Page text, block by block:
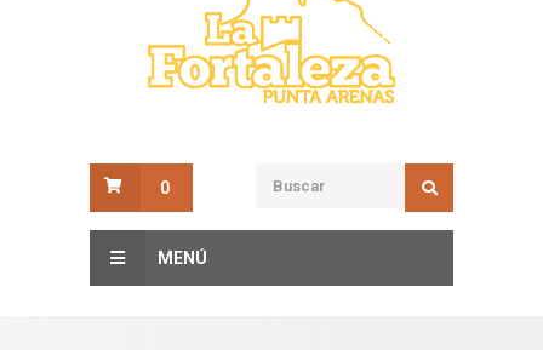
0
MENÚ